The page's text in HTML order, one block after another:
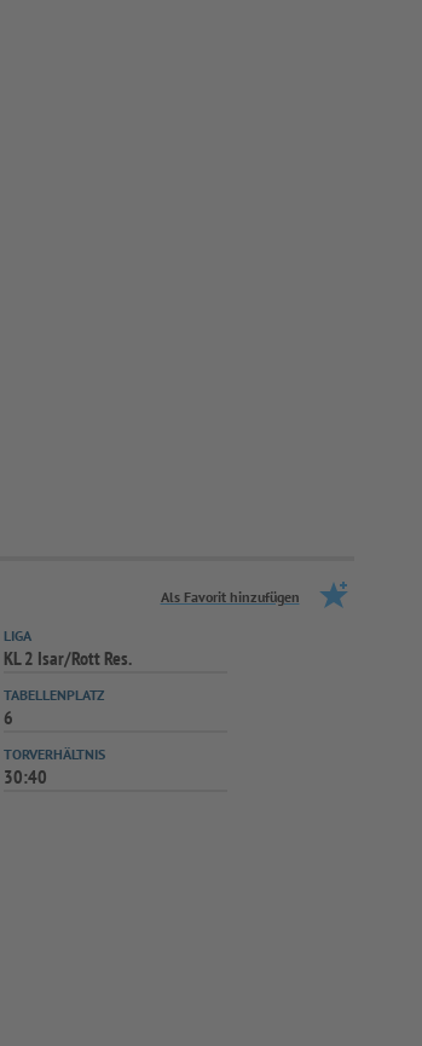
Als Favorit hinzufügen
LIGA
KL 2 Isar/Rott Res.
TABELLENPLATZ
6
TORVERHÄLTNIS
30:40